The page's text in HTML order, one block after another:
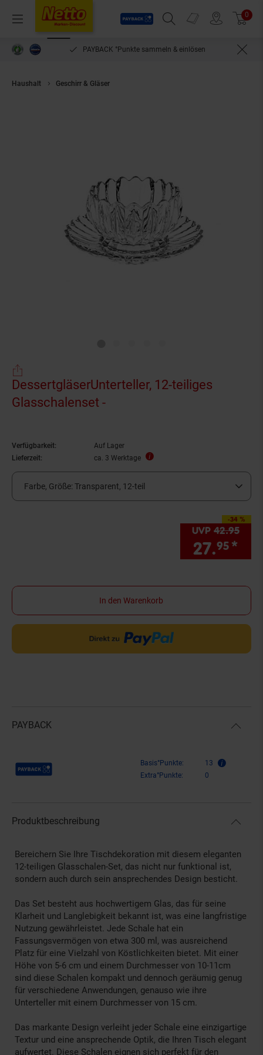
Menü
Payback
Suchfeld einblenden
Prospekte 0
PAYBACK °Punkte sammeln & einlösen
Haushalt Geschirr & Gläser
DessertgläserUnterteller, 12-teiliges
Glasschalenset -
Verfügbarkeit:
Auf Lager
Lieferzeit:
ca. 3 Werktage
Farbe, Größe: Transparent, 12-teil
-34 %
Sie Sparen 34
UVP 42.95
27.95 *
In den Warenkorb
PAYBACK
Payback Punkte Basis°Punkte:
13
Extra°Punkte:
0
Produktbeschreibung
Bereichern Sie Ihre Tischdekoration mit diesem eleganten
12-teiligen Glasschalen-Set, das nicht nur funktional ist,
sondern auch durch sein ansprechendes Design besticht.
Das Set besteht aus hochwertigem Glas, das für seine
Klarheit und Langlebigkeit bekannt ist, was eine langfristige
Nutzung gewährleistet. Jede Schale hat ein
Fassungsvermögen von etwa 300 ml, was ausreichend
Platz für eine Vielzahl von Köstlichkeiten bietet. Mit einer
Höhe von 5-6 cm und einem Durchmesser von 10-11cm
sind diese Schalen kompakt und dennoch geräumig genug
für verschiedene Anwendungen, genauso wie ihre
Unterteller mit einem Durchmesser von 15 cm.
Das markante Design verleiht jeder Schale eine einzigartige
Textur und eine ansprechende Optik, die Ihren Tisch elegant
aufwertet. Diese Schalen eignen sich perfekt für den